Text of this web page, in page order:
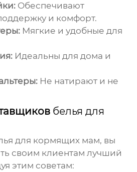
Обеспечивают
и комфорт.
Мягкие и удобные для
Идеальны для дома и
Не натирают и не
белья для
для кормящих мам, вы
своим клиентам лучший
этим советам: